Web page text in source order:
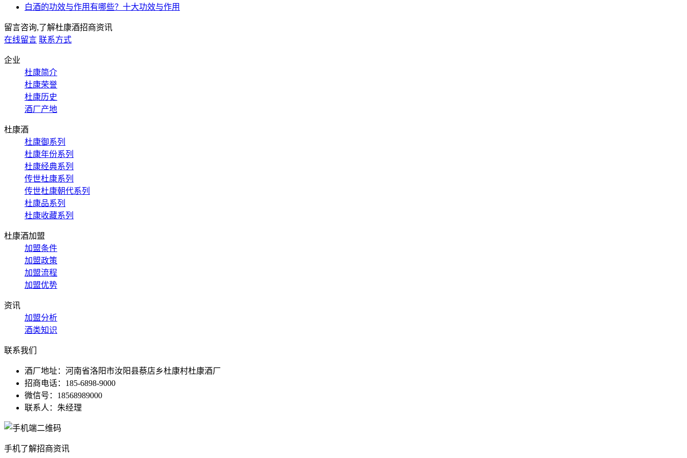
白酒的功效与作用有哪些？十大功效与作用
留言咨询,了解杜康酒招商资讯
在线留言 联系方式
企业
杜康简介
杜康荣誉
杜康历史
酒厂产地
杜康酒
杜康御系列
杜康年份系列
杜康经典系列
传世杜康系列
传世杜康朝代系列
杜康品系列
杜康收藏系列
杜康酒加盟
加盟条件
加盟政策
加盟流程
加盟优势
资讯
加盟分析
酒类知识
联系我们
酒厂地址：河南省洛阳市汝阳县蔡店乡杜康村杜康酒厂
招商电话：185-6898-9000
微信号：18568989000
联系人：朱经理
手机了解招商资讯